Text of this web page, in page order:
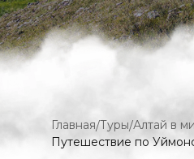
Главная/Туры/Алтай в
Путешествие по